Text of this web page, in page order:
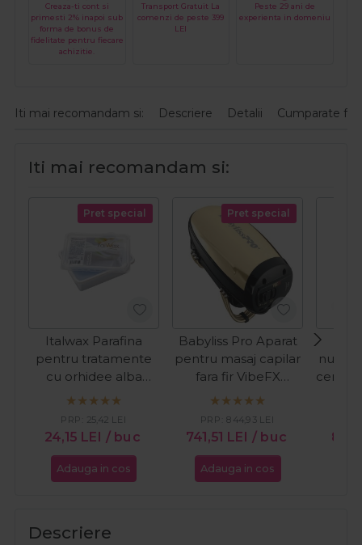
Creaza-ti cont si
primesti 2% inapoi sub
forma de bonus de
fidelitate pentru fiecare
achizitie.
Transport Gratuit La
comenzi de peste 399
LEI
Peste 29 ani de
experienta in domeniu
Iti mai recomandam si: Descriere Detalii Cumparate
Iti mai recomandam si:
Pret special
Italwax Parafina
pentru tratamente
cu orhidee alba
500ml
24,15 LEI / buc
PRP: 25,42 LEI
Adauga in cos
Pret special
Babyliss Pro Aparat
pentru masaj capilar
fara fir VibeFX
Cordless
741,51 LEI / buc
PRP: 844,93 LEI
Adauga in cos
Descriere